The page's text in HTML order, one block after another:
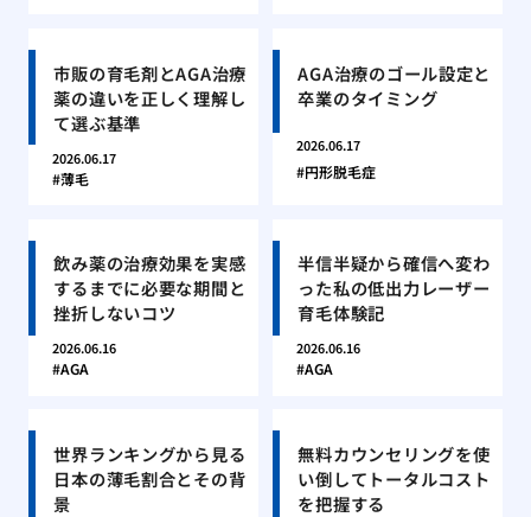
市販の育毛剤とAGA治療
薬の違いを正しく理解し
て選ぶ基準
2026.06.17
薄毛
AGA治療のゴール設定と
卒業のタイミング
2026.06.17
円形脱毛症
飲み薬の治療効果を実感
するまでに必要な期間と
挫折しないコツ
2026.06.16
AGA
半信半疑から確信へ変わ
った私の低出力レーザー
育毛体験記
2026.06.16
AGA
世界ランキングから見る
日本の薄毛割合とその背
景
無料カウンセリングを使
い倒してトータルコスト
を把握する